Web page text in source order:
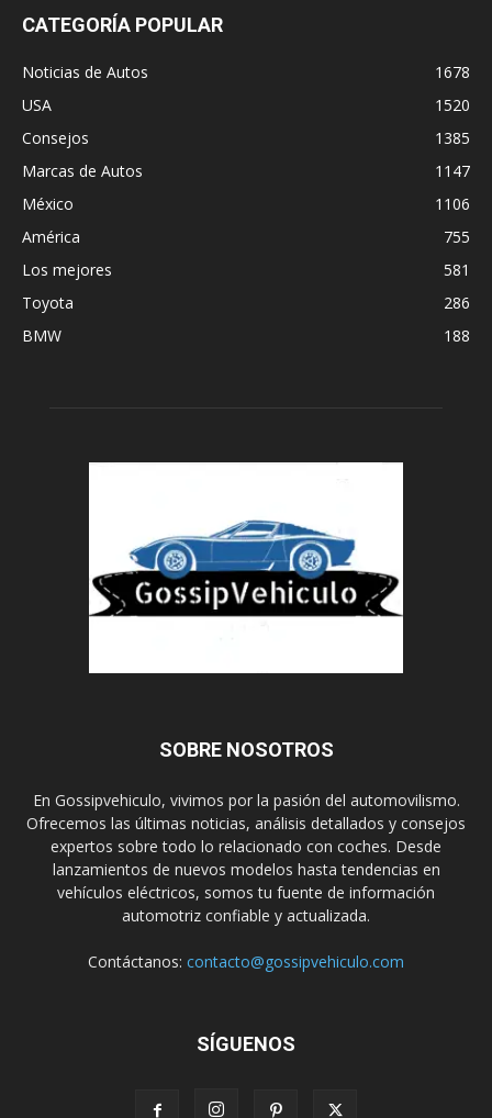
CATEGORÍA POPULAR
Noticias de Autos
1678
USA
1520
Consejos
1385
Marcas de Autos
1147
México
1106
América
755
Los mejores
581
Toyota
286
BMW
188
SOBRE NOSOTROS
En Gossipvehiculo, vivimos por la pasión del automovilismo.
Ofrecemos las últimas noticias, análisis detallados y consejos
expertos sobre todo lo relacionado con coches. Desde
lanzamientos de nuevos modelos hasta tendencias en
vehículos eléctricos, somos tu fuente de información
automotriz confiable y actualizada.
Contáctanos: contacto@gossipvehiculo.com
SÍGUENOS